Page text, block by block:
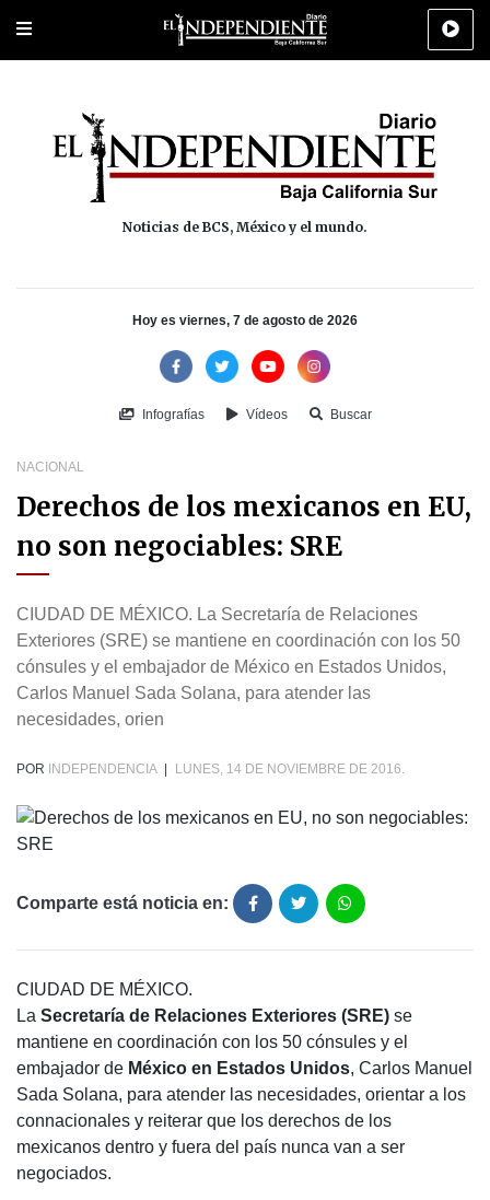
Portada Los Cabos Policiaca Deportes Cultura
Noticias de BCS, México y el mundo.
Hoy es viernes, 7 de agosto de 2026
Infografías Vídeos Buscar
NACIONAL
Derechos de los mexicanos en EU,
no son negociables: SRE
CIUDAD DE MÉXICO. La Secretaría de Relaciones
Exteriores (SRE) se mantiene en coordinación con los 50
cónsules y el embajador de México en Estados Unidos,
Carlos Manuel Sada Solana, para atender las
necesidades, orien
POR INDEPENDENCIA LUNES, 14 DE NOVIEMBRE DE 2016.
Comparte está noticia en:
CIUDAD DE MÉXICO.
La Secretaría de Relaciones Exteriores (SRE) se
mantiene en coordinación con los 50 cónsules y el
embajador de México en Estados Unidos, Carlos Manuel
Sada Solana, para atender las necesidades, orientar a los
connacionales y reiterar que los derechos de los
mexicanos dentro y fuera del país nunca van a ser
negociados.